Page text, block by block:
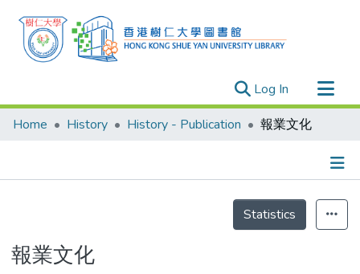
Log In (current)
Research Outputs
Theses
Home History History - Publication 報業文化
Statistics
報業文化